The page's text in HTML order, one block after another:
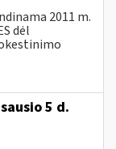
2011 m.
dėl
5 d.